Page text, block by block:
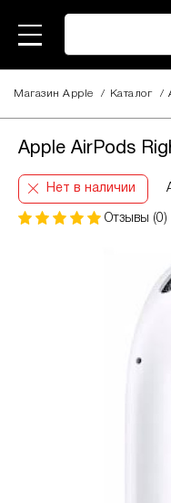
Магазин Apple / Каталог /
Apple AirPods
Нет в наличии
Отзывы (0)